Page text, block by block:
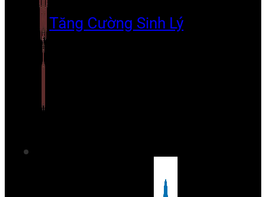
Tăng Cường Sinh Lý